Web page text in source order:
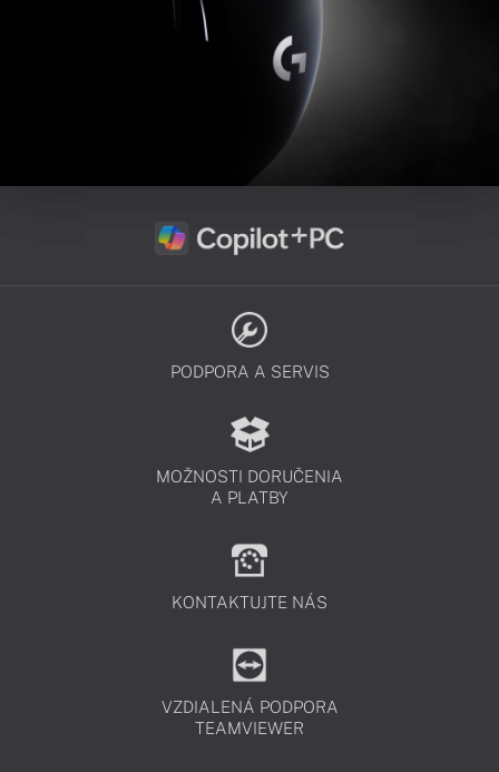
PODPORA A SERVIS
MOŽNOSTI DORUČENIA
A PLATBY
KONTAKTUJTE NÁS
VZDIALENÁ PODPORA
TEAMVIEWER